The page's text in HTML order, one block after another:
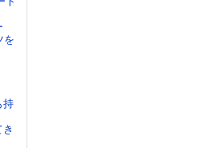
を
持